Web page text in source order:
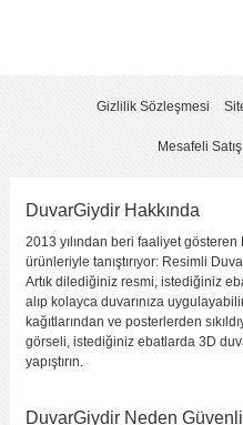
Yorumu Gönder
Gizlilik Sözleşmesi
Mesafeli
DuvarGiydir Hakkında
2013 yılından beri faaliyet
ürünleriyle tanıştırıyor: Resimli
Artık dilediğiniz resmi, istediğiniz
alıp kolayca duvarınıza
kağıtlarından ve posterlerden
görseli, istediğiniz ebatlarda 3D
yapıştırın.
DuvarGiydir Neden